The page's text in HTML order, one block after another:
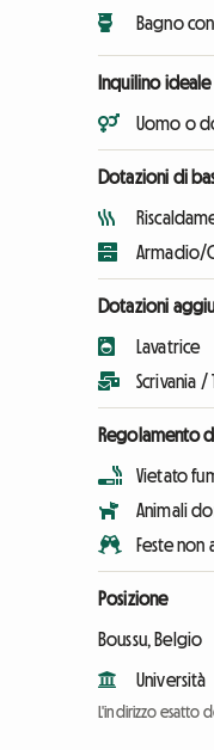
Bagno
Inquilino ideale
Uomo o
Dotazioni di
Armadio/
Dotazioni
Lavatrice
Scrivania /
Regolamento
Vietato
Animali
Feste non
Posizione
Boussu, Belgio
Università
L'indirizzo esatto